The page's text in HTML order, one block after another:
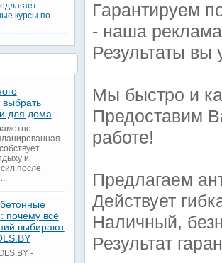
Гарантируем
- наша
Результаты вы
Мы быстро и
Предоставим
работе!
Предлагаем
Действует
Наличный,
Результат
курсы по
выбрать
для дома
и
после
почему всё
выбирают
-